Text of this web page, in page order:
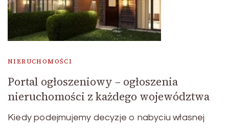
NIERUCHOMOŚCI
Portal ogłoszeniowy – ogłoszenia
nieruchomości z każdego województwa
Kiedy podejmujemy decyzje o nabyciu własnej